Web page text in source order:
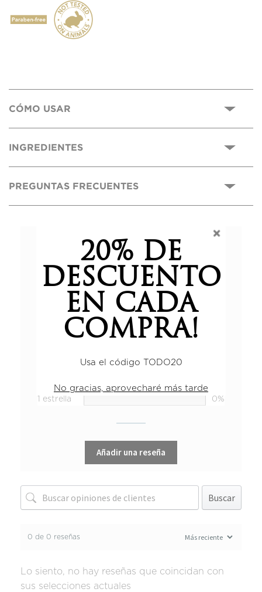
CÓMO USAR
INGREDIENTES
PREGUNTAS FRECUENTES
0,0
Basado en 0 reseñas.
5 estrellas
2 estrellas
1 estrella
0%
Añadir una reseña
Buscar
0 de 0 reseñas
Lo siento, no hay reseñas que coincidan con
sus selecciones actuales
20% DE
DESCUENTO
EN CADA
COMPRA!
Usa el código TODO20
No gracias, aprovecharé más tarde